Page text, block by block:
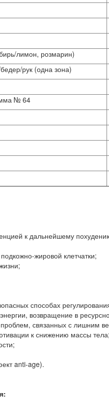
лимон, розмарин)
рук (одна зона)
№ 64
к дальнейшему
жировой клетчатки;
способах
возвращение в
проблем, связанных с лишним
к снижению массы тела;
anti-age).